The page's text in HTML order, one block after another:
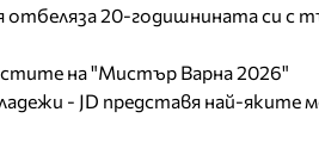
20-годишнината си с
на "Мистър Варна 2026"
- JD представя най-яките